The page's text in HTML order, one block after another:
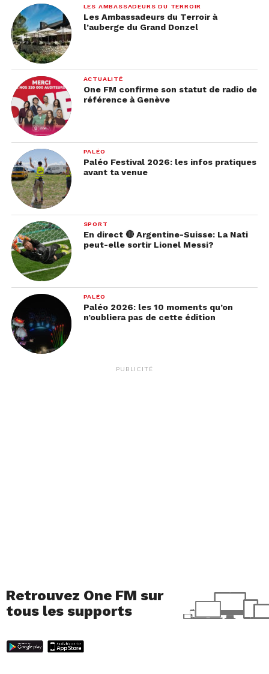
LES AMBASSADEURS DU TERROIR
Les Ambassadeurs du Terroir à
l’auberge du Grand Donzel
ACTUALITÉ
One FM confirme son statut de radio de
référence à Genève
PALÉO
Paléo Festival 2026: les infos pratiques
avant ta venue
SPORT
En direct 🔴 Argentine-Suisse: La Nati
peut-elle sortir Lionel Messi?
PALÉO
Paléo 2026: les 10 moments qu’on
n’oubliera pas de cette édition
PUBLICITÉ
Retrouvez One FM sur
tous les supports